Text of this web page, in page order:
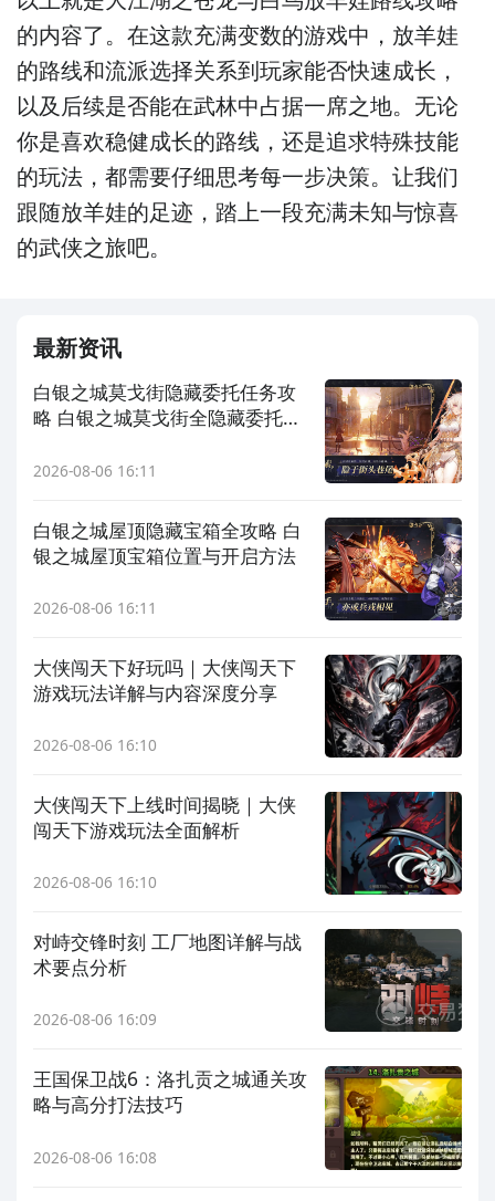
的内容了。在这款充满变数的游戏中，放羊娃
的路线和流派选择关系到玩家能否快速成长，
以及后续是否能在武林中占据一席之地。无论
你是喜欢稳健成长的路线，还是追求特殊技能
的玩法，都需要仔细思考每一步决策。让我们
跟随放羊娃的足迹，踏上一段充满未知与惊喜
的武侠之旅吧。
最新资讯
白银之城莫戈街隐藏委托任务攻
略 白银之城莫戈街全隐藏委托触
2026-08-06 16:11
白银之城屋顶隐藏宝箱全攻略 白
银之城屋顶宝箱位置与开启方法
2026-08-06 16:11
大侠闯天下好玩吗｜大侠闯天下
游戏玩法详解与内容深度分享
2026-08-06 16:10
大侠闯天下上线时间揭晓｜大侠
闯天下游戏玩法全面解析
2026-08-06 16:10
对峙交锋时刻 工厂地图详解与战
术要点分析
2026-08-06 16:09
王国保卫战6：洛扎贡之城通关攻
略与高分打法技巧
2026-08-06 16:08